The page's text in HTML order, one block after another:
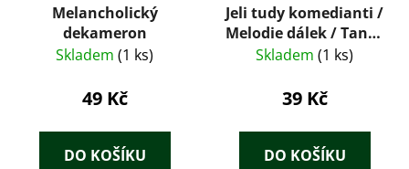
Melancholický
dekameron
Skladem (1 ks)
49 Kč
DO KOŠÍKU
Jeli tudy komedianti /
Melodie dálek / Tanec
kolem šibenice
Skladem (1 ks)
39 Kč
DO KOŠÍKU